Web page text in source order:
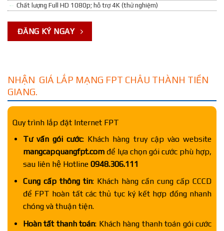
Chất lượng Full HD 1080p; hỗ trợ 4K (thử nghiệm)
ĐĂNG KÝ NGAY
NHẬN GIÁ LẮP MẠNG FPT CHÂU THÀNH TIỀN
GIANG.
Quy trình lắp đặt Internet FPT
Tư vấn gói cước: Khách hàng truy cập vào website
mangcapquangfpt.comđể lựa chọn gói cước phù hợp,
sau liên hệ Hotline 0948.306.111
Cung cấp thông tin: Khách hàng cần cung cấp CCCD
để FPT hoàn tất các thủ tục ký kết hợp đồng nhanh
chóng và thuận tiện.
Hoàn tất thanh toán: Khách hàng thanh toán gói cước